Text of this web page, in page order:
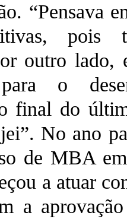
“Pensava
pois
outro lado,
o
final do
No ano
de MBA
a atuar
a